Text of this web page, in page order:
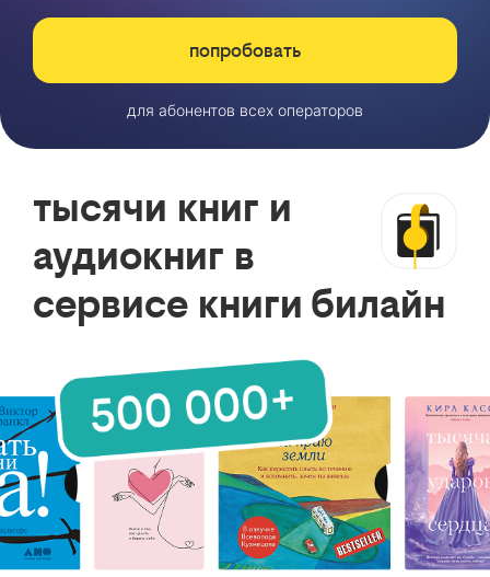
попробовать
для абонентов всех операторов
тысячи книг и
аудиокниг в
сервисе книги билайн